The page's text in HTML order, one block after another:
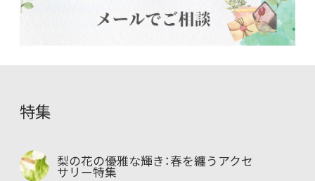
特集
梨の花の優雅な輝き：春を纏うアクセ
サリー特集